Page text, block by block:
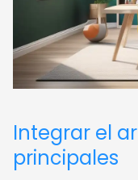
Integrar el
principales